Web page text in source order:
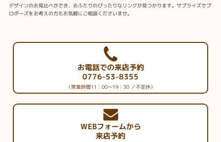
デザインのお見比べができ、おふたりのぴったりなリングが見つかります。サプライズでプ
ロポーズをお考えの方もお気軽にご相談くださいませ。
お電話での来店予約
0776-53-8355
（営業時間11：00～19：30 ／不定休）
WEBフォームから
来店予約